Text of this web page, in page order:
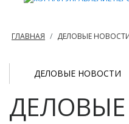
ГЛАВНАЯ ДЕЛОВЫЕ
ДЕЛОВЫЕ НОВОСТИ